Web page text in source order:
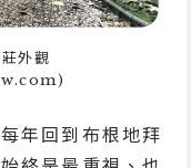
外觀
年回到布根地拜